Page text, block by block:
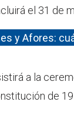
el 31 de
y Afores:
a la
de